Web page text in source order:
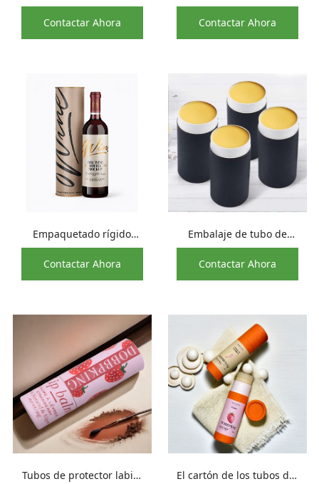
protector de vino tinto de
una sola botella de
nuevo estilo
Contactar Ahora
de vino de embalaje de
papel Kraft con
estampado de plata
Contactar Ahora
Empaquetado rígido
reciclable del tubo de
papel de la cartulina de
la botella de copa de
elegante
Contactar Ahora
Embalaje de tubo de
papel de bálsamo labial
negro
Contactar Ahora
Tubos de protector labial
El cartón de los tubos del